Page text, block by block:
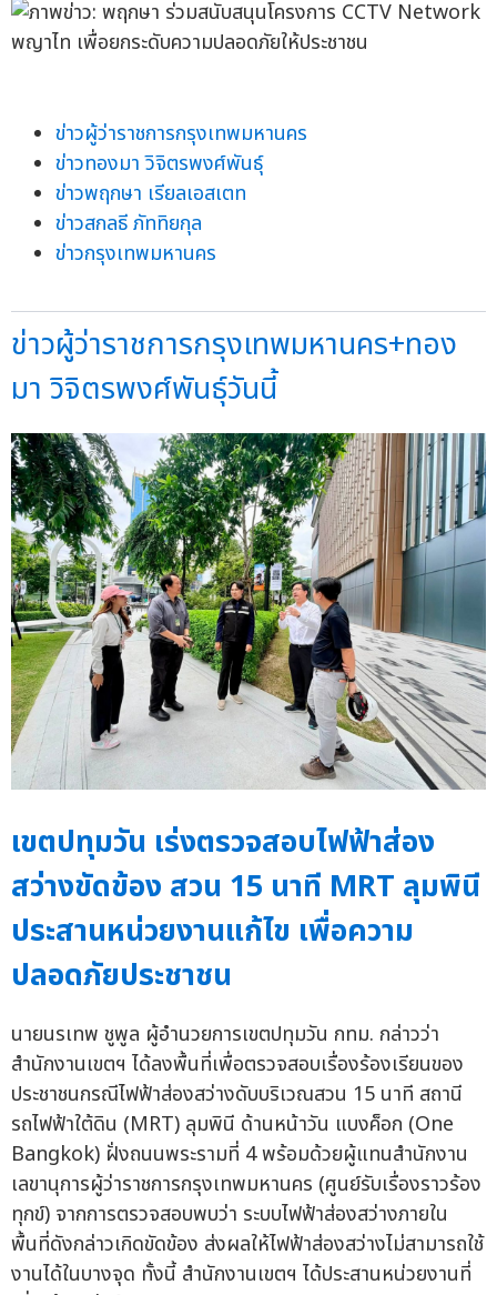
ข่าวผู้ว่าราชการกรุงเทพมหานคร
ข่าวทองมา วิจิตรพงศ์พันธุ์
ข่าวพฤกษา เรียลเอสเตท
ข่าวสกลธี ภัททิยกุล
ข่าวกรุงเทพมหานคร
ข่าวผู้ว่าราชการกรุงเทพมหานคร+ทอง
มา วิจิตรพงศ์พันธุ์วันนี้
เขตปทุมวัน เร่งตรวจสอบไฟฟ้าส่อง
สว่างขัดข้อง สวน 15 นาที MRT ลุมพินี
ประสานหน่วยงานแก้ไข เพื่อความ
ปลอดภัยประชาชน
นายนรเทพ ชูพูล ผู้อำนวยการเขตปทุมวัน กทม. กล่าวว่า
สำนักงานเขตฯ ได้ลงพื้นที่เพื่อตรวจสอบเรื่องร้องเรียนของ
ประชาชนกรณีไฟฟ้าส่องสว่างดับบริเวณสวน 15 นาที สถานี
รถไฟฟ้าใต้ดิน (MRT) ลุมพินี ด้านหน้าวัน แบงค็อก (One
Bangkok) ฝั่งถนนพระรามที่ 4 พร้อมด้วยผู้แทนสำนักงาน
เลขานุการผู้ว่าราชการกรุงเทพมหานคร (ศูนย์รับเรื่องราวร้อง
ทุกข์) จากการตรวจสอบพบว่า ระบบไฟฟ้าส่องสว่างภายใน
พื้นที่ดังกล่าวเกิดขัดข้อง ส่งผลให้ไฟฟ้าส่องสว่างไม่สามารถใช้
งานได้ในบางจุด ทั้งนี้ สำนักงานเขตฯ ได้ประสานหน่วยงานที่